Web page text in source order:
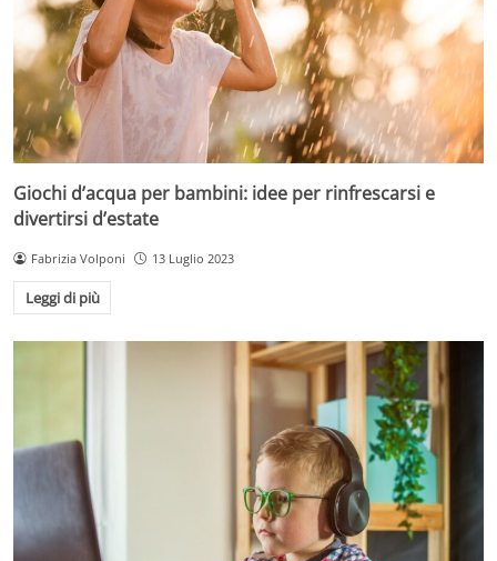
Giochi d’acqua per bambini: idee per rinfrescarsi e
divertirsi d’estate
Fabrizia Volponi 13 Luglio 2023
Leggi di più